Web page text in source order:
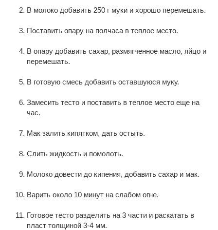
В молоко добавить 250 г муки и хорошо перемешать.
Поставить опару на полчаса в теплое место.
В опару добавить сахар, размягченное масло, яйцо и
перемешать.
В готовую смесь добавить оставшуюся муку.
Замесить тесто и поставить в теплое место еще на
час.
Мак залить кипятком, дать остыть.
Слить жидкость и помолоть.
Молоко довести до кипения, добавить сахар и мак.
Варить около 10 минут на слабом огне.
Готовое тесто разделить на 3 части и раскатать в
пласт толщиной 3-4 мм.